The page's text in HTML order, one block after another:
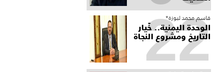
قاسم محمد لبوزة*
الوحدة اليمنية.. خَيار
التاريخ ومشروع النجاة
22